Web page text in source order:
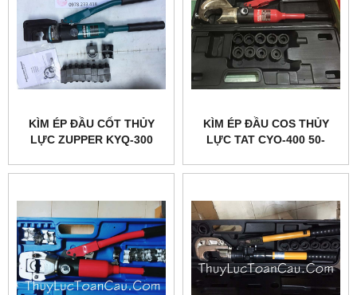
KÌM ÉP ĐẦU CỐT THỦY
LỰC ZUPPER KYQ-300
KÌM ÉP ĐẦU COS THỦY
LỰC TAT CYO-400 50-